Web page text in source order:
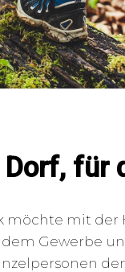
für
möchte mit der
dem Gewerbe